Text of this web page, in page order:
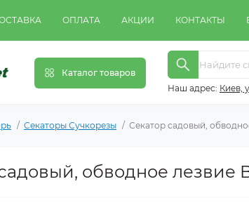
ОПЛАТА АКЦИИ КОНТАКТЫ
Каталог товаров
Наш адрес: Киeв,
Секаторы Сучкорезы Секатор садовый,
обводное лезвие